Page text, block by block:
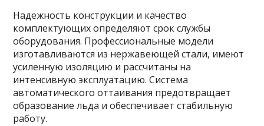
Надежность конструкции и качество
комплектующих определяют срок службы
оборудования. Профессиональные модели
изготавливаются из нержавеющей стали, имеют
усиленную изоляцию и рассчитаны на
интенсивную эксплуатацию. Система
автоматического оттаивания предотвращает
образование льда и обеспечивает стабильную
работу.